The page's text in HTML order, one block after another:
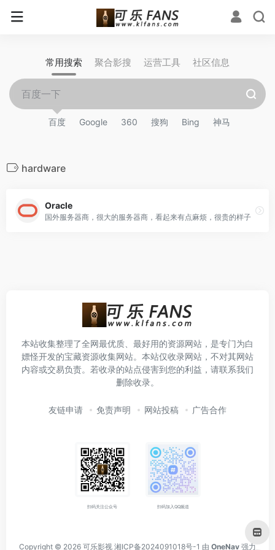
常用搜索 聚合影搜 运营工具 社区信息
百度 Google 360 搜狗 Bing 神马
hardware
Oracle
国外服务器商，很大的服务器商，看起来有点麻烦，很贵的样子
本站收集整理了全网最优质、最好用的资源网站，是专门为白
嫖怪开发的宝藏资源收集网站。本站仅收录网站，不对其网站
内容或交易负责。若收录的站点侵害到您的利益，请联系我们
删除收录。
友链申请 免责声明 网站投稿 广告合作
扫码关注公众号 扫码加入QQ频道
Copyright © 2026 可乐影视 湘ICP备2024091018号-1 由 OneNav 强力